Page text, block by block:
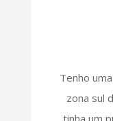
Tenho
zona sul